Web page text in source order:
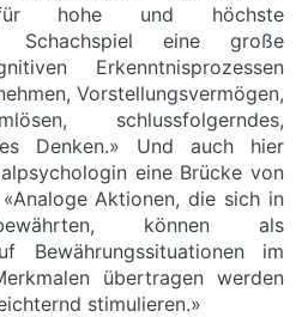
hohe und höchste
Schachspiel eine große
Erkenntnisprozessen
Vorstellungsvermögen,
schlussfolgerndes,
Denken.» Und auch hier
eine Brücke von
Aktionen, die sich in
können als
Bewährungssituationen im
übertragen werden
stimulieren.»